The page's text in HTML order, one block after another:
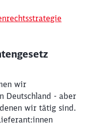
wir
Deutschland - aber
wir tätig sind.